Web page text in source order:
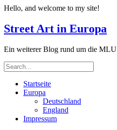
Hello, and welcome to my site!
Street Art in Europa
Ein weiterer Blog rund um die MLU
Startseite
Europa
Deutschland
England
Impressum